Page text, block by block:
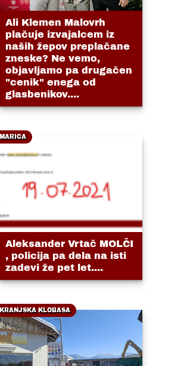
Ali Klemen Malovrh
plačuje izvajalcem iz
naših žepov preplačane
zneske? Ne vemo,
objavljamo pa drugačen
"cenik" enega od
glasbenikov....
MARICA
Aleksander Vrtač MOLČI
, policija pa dela na isti
zadevi že pet let....
KRANJSKA KLOBASA